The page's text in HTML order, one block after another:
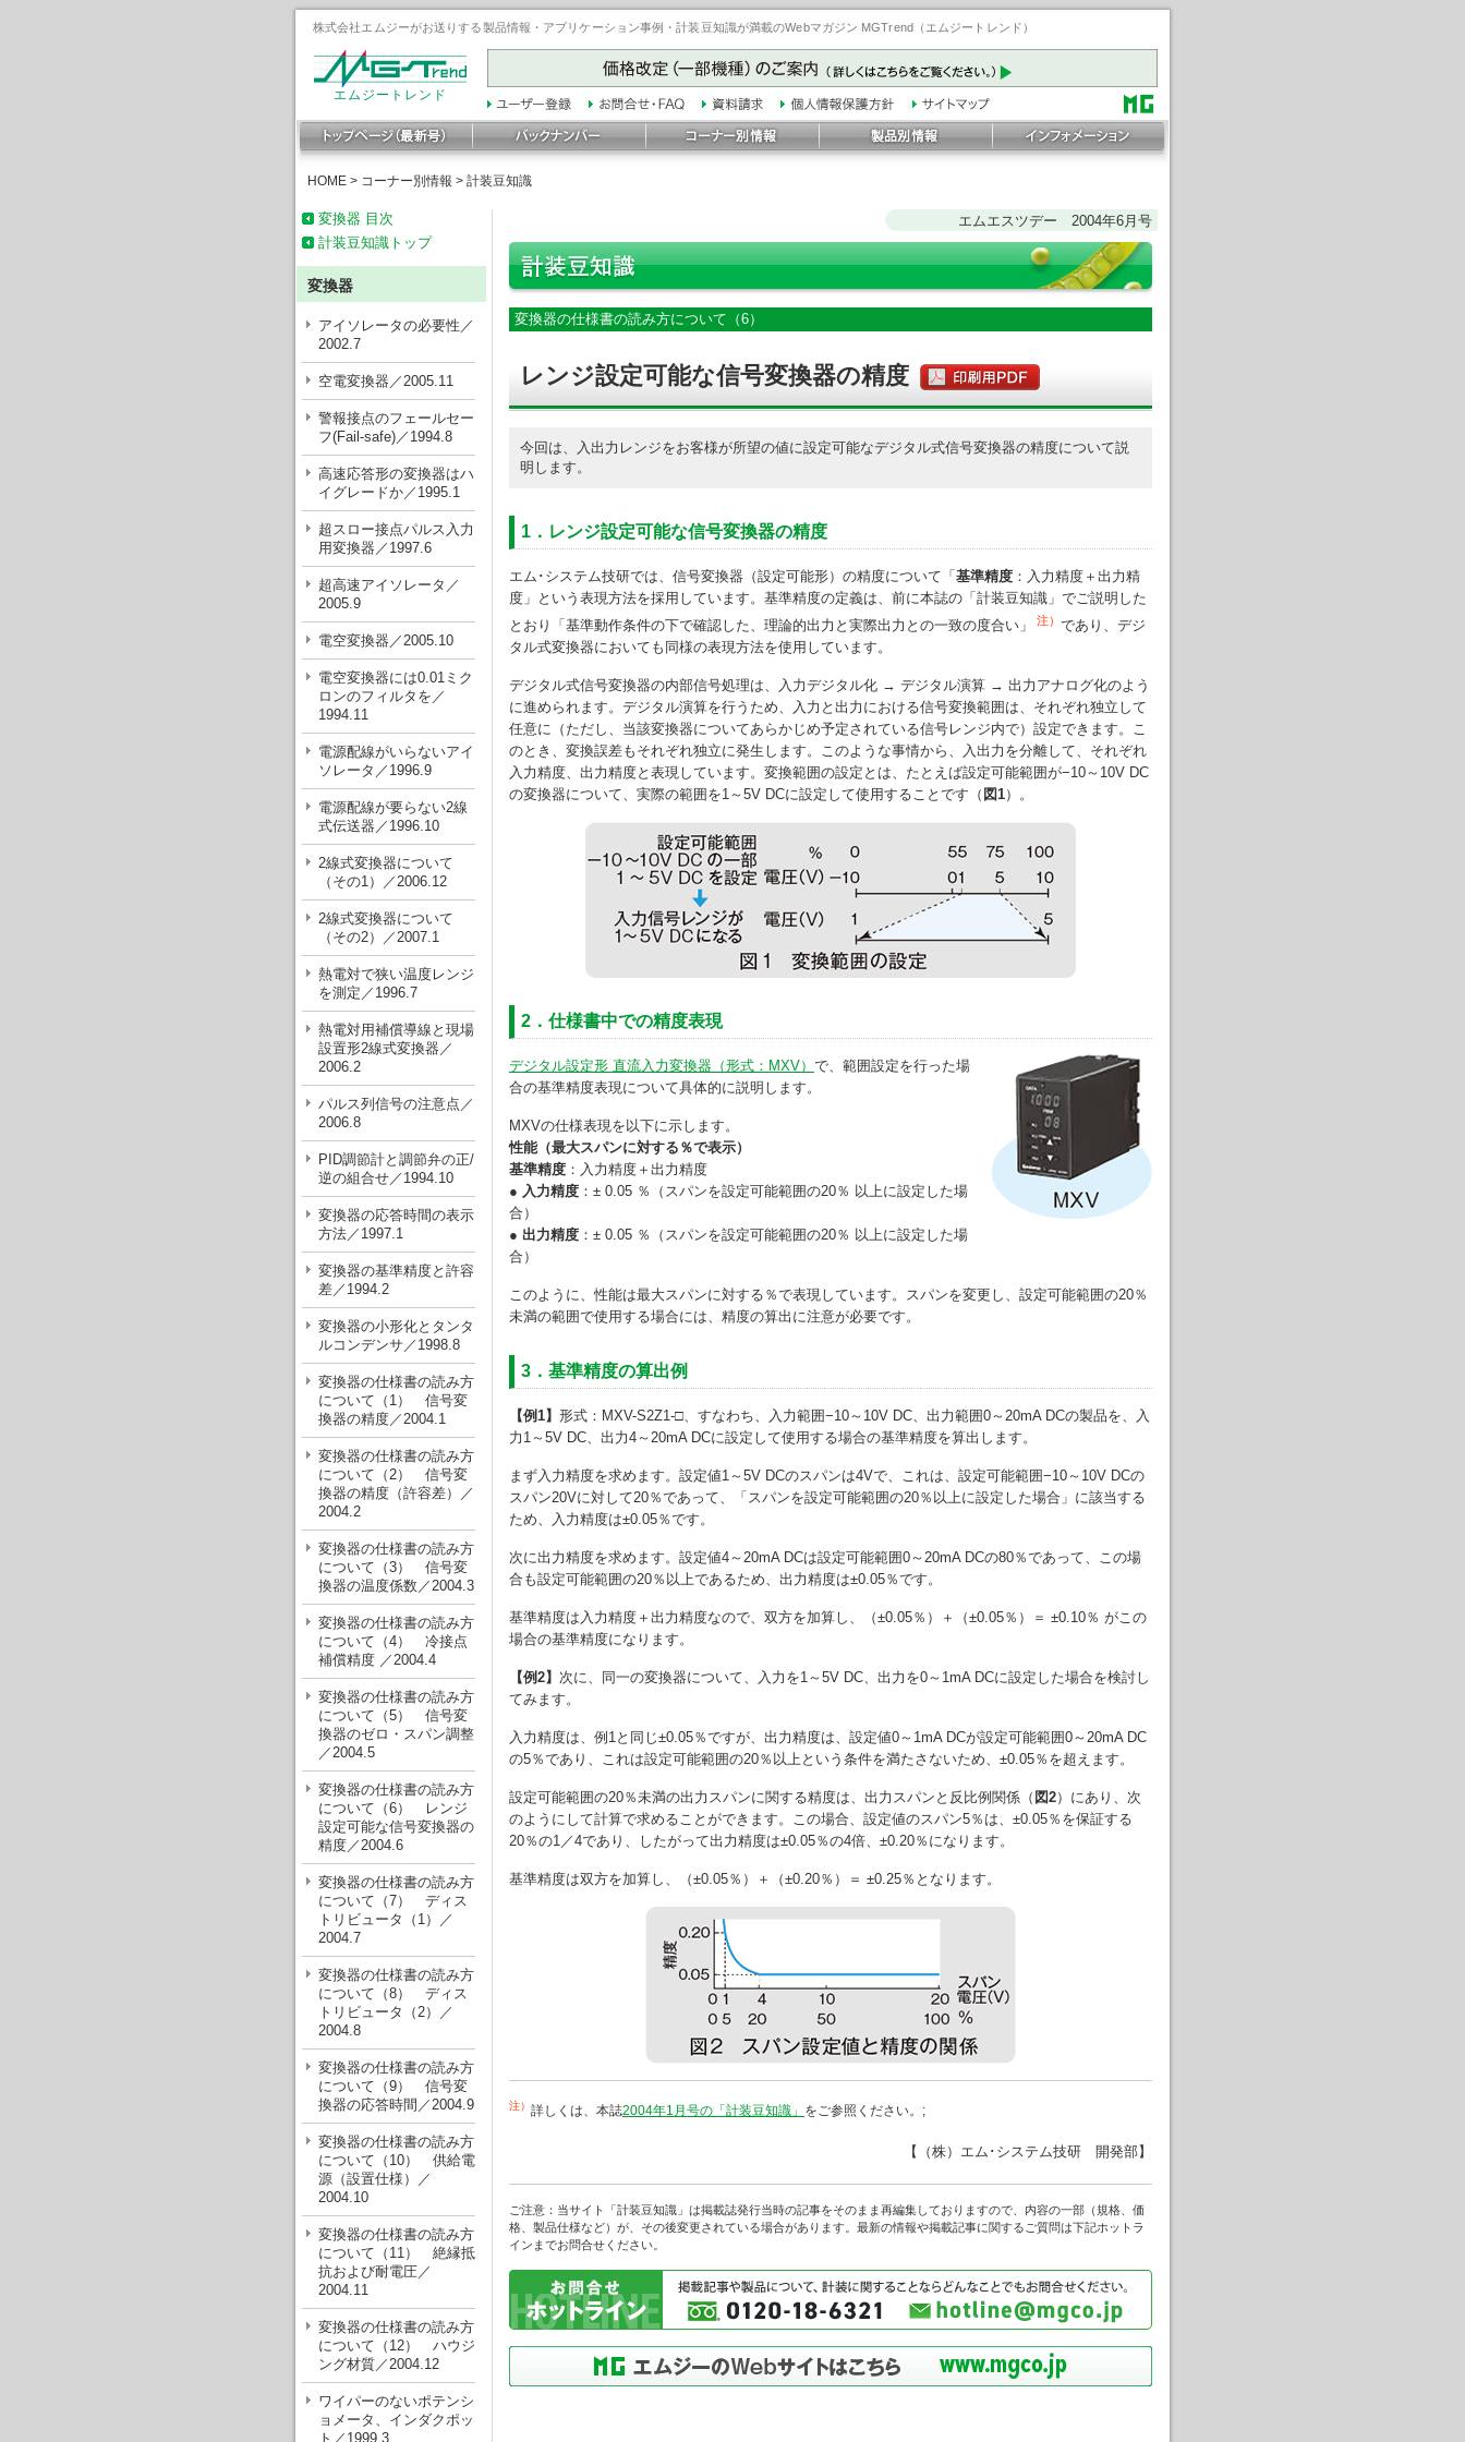
株式会社エムジーがお送りする製品情報・アプリケーション事例・計装豆知識が満載のWebマガジン MGTrend（エムジートレンド）
エムジートレンド
HOME > コーナー別情報 > 計装豆知識
変換器 目次
計装豆知識トップ
変換器
アイソレータの必要性／
2002.7
空電変換器／2005.11
警報接点のフェールセー
フ(Fail-safe)／1994.8
高速応答形の変換器はハ
イグレードか／1995.1
超スロー接点パルス入力
用変換器／1997.6
超高速アイソレータ／
2005.9
電空変換器／2005.10
電空変換器には0.01ミク
ロンのフィルタを／
1994.11
電源配線がいらないアイ
ソレータ／1996.9
電源配線が要らない2線
式伝送器／1996.10
2線式変換器について
（その1）／2006.12
2線式変換器について
（その2）／2007.1
熱電対で狭い温度レンジ
を測定／1996.7
熱電対用補償導線と現場
設置形2線式変換器／
2006.2
パルス列信号の注意点／
2006.8
PID調節計と調節弁の正/
逆の組合せ／1994.10
変換器の応答時間の表示
方法／1997.1
変換器の基準精度と許容
差／1994.2
変換器の小形化とタンタ
ルコンデンサ／1998.8
変換器の仕様書の読み方
について（1） 信号変
換器の精度／2004.1
変換器の仕様書の読み方
について（2） 信号変
換器の精度（許容差）／
2004.2
変換器の仕様書の読み方
について（3） 信号変
換器の温度係数／2004.3
変換器の仕様書の読み方
について（4） 冷接点
補償精度 ／2004.4
変換器の仕様書の読み方
について（5） 信号変
換器のゼロ・スパン調整
／2004.5
変換器の仕様書の読み方
について（6） レンジ
設定可能な信号変換器の
精度／2004.6
変換器の仕様書の読み方
について（7） ディス
トリビュータ（1）／
2004.7
変換器の仕様書の読み方
について（8） ディス
トリビュータ（2）／
2004.8
変換器の仕様書の読み方
について（9） 信号変
換器の応答時間／2004.9
変換器の仕様書の読み方
について（10） 供給電
源（設置仕様）／
2004.10
変換器の仕様書の読み方
について（11） 絶縁抵
抗および耐電圧／
2004.11
変換器の仕様書の読み方
について（12） ハウジ
ング材質／2004.12
ワイパーのないポテンシ
ョメータ、インダクポッ
ト／1999.3
エムエスツデー 2004年6月号
変換器の仕様書の読み方について（6）
レンジ設定可能な信号変換器の精度
今回は、入出力レンジをお客様が所望の値に設定可能なデジタル式信号変換器の精度について説
明します。
1．レンジ設定可能な信号変換器の精度
エム･システム技研では、信号変換器（設定可能形）の精度について「 基準精度 ：入力精度＋出力精
度」という表現方法を採用しています。基準精度の定義は、前に本誌の「計装豆知識」でご説明した
とおり「基準動作条件の下で確認した、理論的出力と実際出力との一致の度合い」
注） であり、デジ
タル式変換器においても同様の表現方法を使用しています。
デジタル式信号変換器の内部信号処理は、入力デジタル化 → デジタル演算 → 出力アナログ化のよう
に進められます。デジタル演算を行うため、入力と出力における信号変換範囲は、それぞれ独立して
任意に（ただし、当該変換器についてあらかじめ予定されている信号レンジ内で）設定できます。こ
のとき、変換誤差もそれぞれ独立に発生します。このような事情から、入出力を分離して、それぞれ
入力精度、出力精度と表現しています。変換範囲の設定とは、たとえば設定可能範囲が−10～10V DC
の変換器について、実際の範囲を1～5V DCに設定して使用することです（ 図1）。
2．仕様書中での精度表現
デジタル設定形 直流入力変換器（形式：MXV） で、範囲設定を行った場
合の基準精度表現について具体的に説明します。
MXVの仕様表現を以下に示します。
性能（最大スパンに対する％で表示）
基準精度 ：入力精度＋出力精度
● 入力精度 ：± 0.05 ％（スパンを設定可能範囲の20％ 以上に設定した場
合）
● 出力精度 ：± 0.05 ％（スパンを設定可能範囲の20％ 以上に設定した場
合）
このように、性能は最大スパンに対する％で表現しています。スパンを変更し、設定可能範囲の20％
未満の範囲で使用する場合には、精度の算出に注意が必要です。
3．基準精度の算出例
【例1】 形式：MXV-S2Z1-□、すなわち、入力範囲−10～10V DC、出力範囲0～20mA DCの製品を、入
力1～5V DC、出力4～20mA DCに設定して使用する場合の基準精度を算出します。
まず入力精度を求めます。設定値1～5V DCのスパンは4Vで、これは、設定可能範囲−10～10V DCの
スパン20Vに対して20％であって、「スパンを設定可能範囲の20％以上に設定した場合」に該当する
ため、入力精度は±0.05％です。
次に出力精度を求めます。設定値4～20mA DCは設定可能範囲0～20mA DCの80％であって、この場
合も設定可能範囲の20％以上であるため、出力精度は±0.05％です。
基準精度は入力精度＋出力精度なので、双方を加算し、（±0.05％）＋（±0.05％）＝ ±0.10％ がこの
場合の基準精度になります。
【例2】 次に、同一の変換器について、入力を1～5V DC、出力を0～1mA DCに設定した場合を検討し
てみます。
入力精度は、例1と同じ±0.05％ですが、出力精度は、設定値0～1mA DCが設定可能範囲0～20mA DC
の5％であり、これは設定可能範囲の20％以上という条件を満たさないため、±0.05％を超えます。
設定可能範囲の20％未満の出力スパンに関する精度は、出力スパンと反比例関係（ 図2）にあり、次
のようにして計算で求めることができます。この場合、設定値のスパン5％は、±0.05％を保証する
20％の1／4であり、したがって出力精度は±0.05％の4倍、±0.20％になります。
基準精度は双方を加算し、（±0.05％）＋（±0.20％）＝ ±0.25％となります。
注） 詳しくは、本誌2004年1月号の「計装豆知識」 をご参照ください。;
【（株）エム･システム技研 開発部】
ご注意：当サイト「計装豆知識」は掲載誌発行当時の記事をそのまま再編集しておりますので、内容の一部（規格、価
格、製品仕様など）が、その後変更されている場合があります。最新の情報や掲載記事に関するご質問は下記ホットラ
インまでお問合せください。